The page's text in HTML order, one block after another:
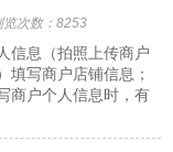
览次数：8253
信息（拍照上传商户
填写商户店铺信息；
商户个人信息时，有